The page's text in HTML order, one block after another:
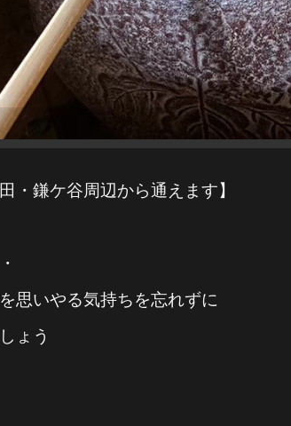
・鎌ケ谷周辺から通えます】
思いやる気持ちを忘れずに
ょう